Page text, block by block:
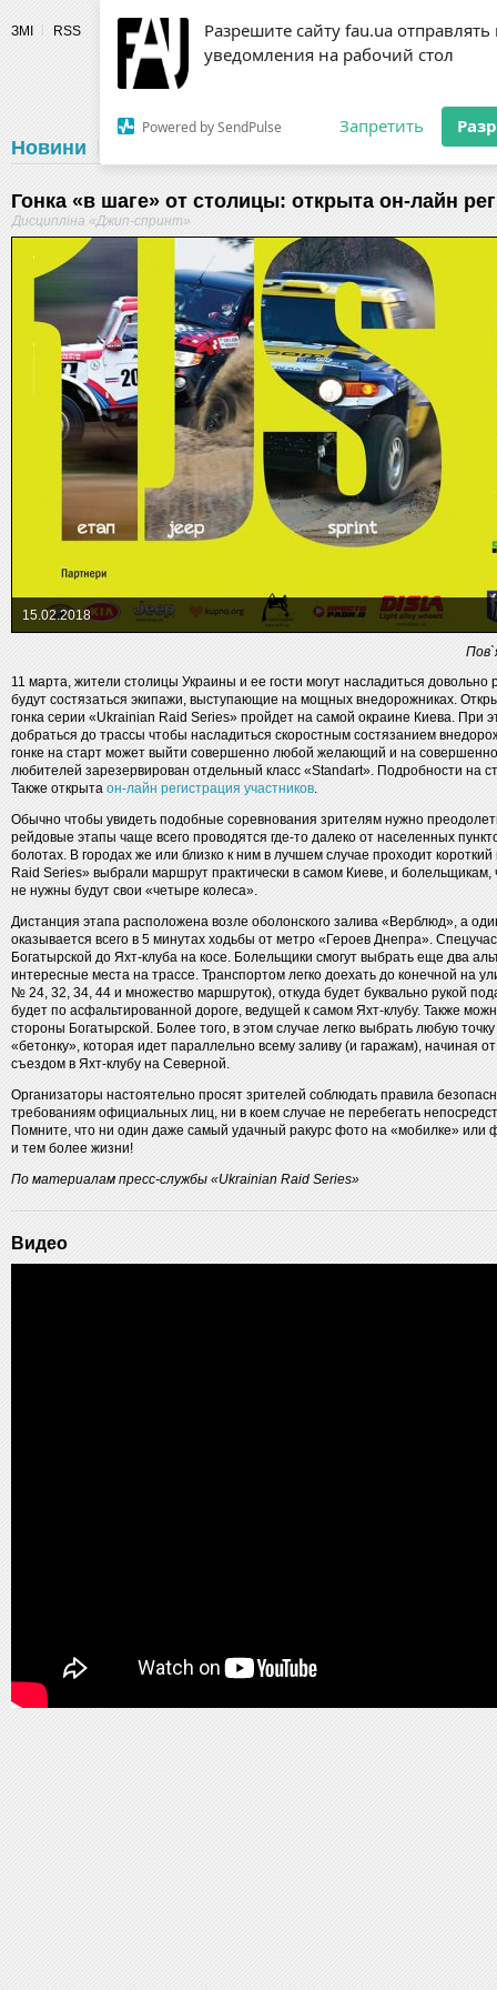
Разрешите сайту fau.ua отправлять
уведомления на рабочий стол
Powered by SendPulse Запретить
ЗМІ RSS
Новини Календар
Гонка «в шаге» от столицы: открыта он-лайн
Дисципліна «Джип-спринт»
15.02.2018
11 марта, жители столицы Украины и ее гости могут насладиться
будут состязаться экипажи, выступающие на мощных внедорожниках.
гонка серии «Ukrainian Raid Series» пройдет на самой окраине Киева. При
добраться до трассы чтобы насладиться скоростным состязанием
гонке на старт может выйти совершенно любой желающий и на
любителей зарезервирован отдельный класс «Standart». Подробности на
Также открыта он-лайн регистрация участников.
Обычно чтобы увидеть подобные соревнования зрителям нужно
рейдовые этапы чаще всего проводятся где-то далеко от населенных
болотах. В городах же или близко к ним в лучшем случае проходит
Raid Series» выбрали маршрут практически в самом Киеве, и
не нужны будут свои «четыре колеса».
Дистанция этапа расположена возле оболонского залива «Верблюд», а
оказывается всего в 5 минутах ходьбы от метро «Героев Днепра».
Богатырской до Яхт-клуба на косе. Болельщики смогут выбрать еще два
интересные места на трассе. Транспортом легко доехать до конечной на
№ 24, 32, 34, 44 и множество маршруток), откуда будет буквально рукой
будет по асфальтированной дороге, ведущей к самом Яхт-клубу. Также
стороны Богатырской. Более того, в этом случае легко выбрать любую
«бетонку», которая идет параллельно всему заливу (и гаражам), начиная
съездом в Яхт-клубу на Северной.
Организаторы настоятельно просят зрителей соблюдать правила
требованиям официальных лиц, ни в коем случае не перебегать
Помните, что ни один даже самый удачный ракурс фото на «мобилке» или
и тем более жизни!
По материалам пресс-службы «Ukrainian Raid Series»
Видео